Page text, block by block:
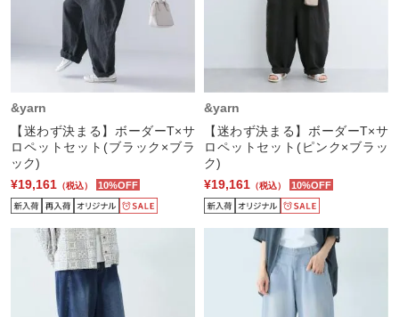
&yarn
【迷わず決まる】ボーダーT×サ
ロペットセット(ブラック×ブラ
ック)
¥19,161 （税込） 10%OFF
&yarn
【迷わず決まる】ボーダーT×サ
ロペットセット(ピンク×ブラッ
ク)
¥19,161 （税込） 10%OFF